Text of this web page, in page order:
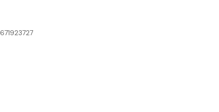
671923727